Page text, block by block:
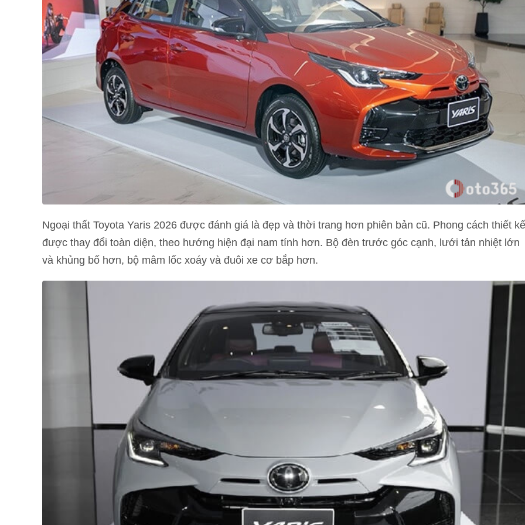
Ngoại thất Toyota Yaris 2026 được đánh giá là đẹp và thời trang hơn phiên bản cũ. Phong cách thiết kế
được thay đổi toàn diện, theo hướng hiện đại nam tính hơn. Bộ đèn trước góc cạnh, lưới tản nhiệt lớn
và khủng bố hơn, bộ mâm lốc xoáy và đuôi xe cơ bắp hơn.